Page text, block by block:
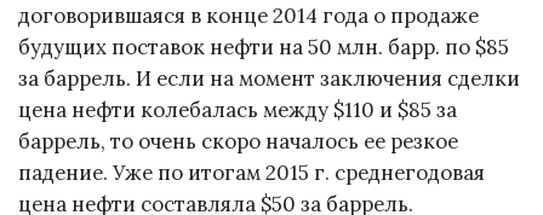
договорившаяся в конце 2014 года о продаже
будущих поставок нефти на 50 млн. барр. по $85
за баррель. И если на момент заключения сделки
цена нефти колебалась между $110 и $85 за
баррель, то очень скоро началось ее резкое
падение. Уже по итогам 2015 г. среднегодовая
цена нефти составляла $50 за баррель.